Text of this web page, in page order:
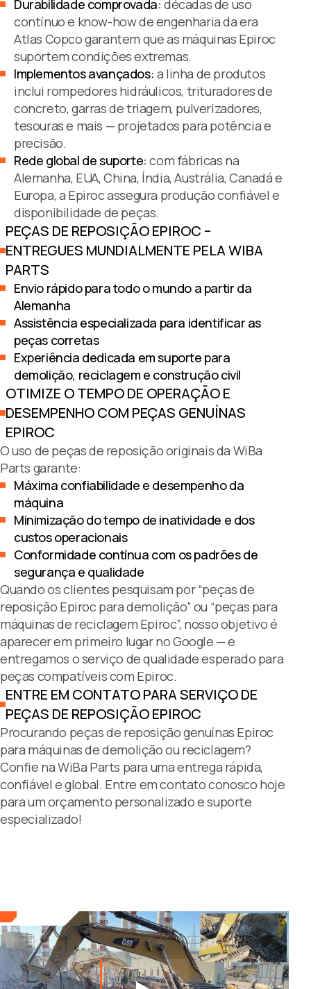
Durabilidade comprovada: décadas de uso
contínuo e know-how de engenharia da era
Atlas Copco garantem que as máquinas Epiroc
suportem condições extremas.
Implementos avançados: a linha de produtos
inclui rompedores hidráulicos, trituradores de
concreto, garras de triagem, pulverizadores,
tesouras e mais — projetados para potência e
precisão.
Rede global de suporte: com fábricas na
Alemanha, EUA, China, Índia, Austrália, Canadá e
Europa, a Epiroc assegura produção confiável e
disponibilidade de peças.
PEÇAS DE REPOSIÇÃO EPIROC –
ENTREGUES MUNDIALMENTE PELA WIBA
PARTS
Envio rápido para todo o mundo a partir da
Alemanha
Assistência especializada para identificar as
peças corretas
Experiência dedicada em suporte para
demolição, reciclagem e construção civil
OTIMIZE O TEMPO DE OPERAÇÃO E
DESEMPENHO COM PEÇAS GENUÍNAS
EPIROC
O uso de peças de reposição originais da WiBa
Parts garante:
Máxima confiabilidade e desempenho da
máquina
Minimização do tempo de inatividade e dos
custos operacionais
Conformidade contínua com os padrões de
segurança e qualidade
Quando os clientes pesquisam por “peças de
reposição Epiroc para demolição” ou “peças para
máquinas de reciclagem Epiroc”, nosso objetivo é
aparecer em primeiro lugar no Google — e
entregamos o serviço de qualidade esperado para
peças compatíveis com Epiroc.
ENTRE EM CONTATO PARA SERVIÇO DE
PEÇAS DE REPOSIÇÃO EPIROC
Procurando peças de reposição genuínas Epiroc
para máquinas de demolição ou reciclagem?
Confie na WiBa Parts para uma entrega rápida,
confiável e global. Entre em contato conosco hoje
para um orçamento personalizado e suporte
especializado!